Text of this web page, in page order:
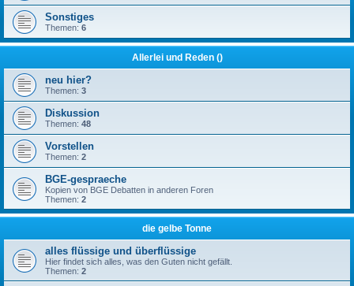
Sonstiges
Themen: 6
Allerlei und Reden ()
neu hier?
Themen: 3
Diskussion
Themen: 48
Vorstellen
Themen: 2
BGE-gespraeche
Kopien von BGE Debatten in anderen Foren
Themen: 2
die gelbe Tonne
alles flüssige und überflüssige
Hier findet sich alles, was den Guten nicht gefällt.
Themen: 2